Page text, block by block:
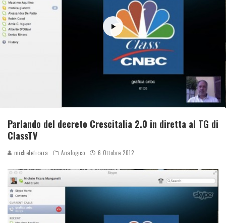
Parlando del decreto Crescitalia 2.0 in diretta al TG di
ClassTV
micheleficara Analogico 6 Ottobre 2012